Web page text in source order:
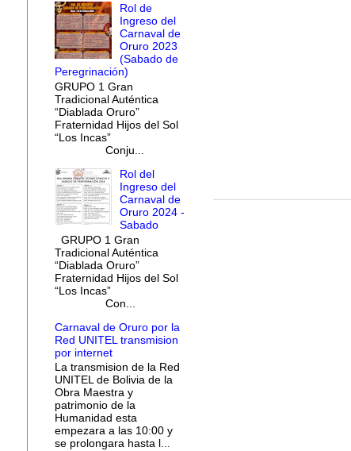
Rol de
Ingreso del
Carnaval de
Oruro 2023
(Sabado de
Peregrinación)
GRUPO 1 Gran
Tradicional Auténtica
“Diablada Oruro”
Fraternidad Hijos del Sol
“Los Incas”
Conju...
Rol del
Ingreso del
Carnaval de
Oruro 2024 -
Sabado
GRUPO 1 Gran
Tradicional Auténtica
“Diablada Oruro”
Fraternidad Hijos del Sol
“Los Incas”
Con...
Carnaval de Oruro por la
Red UNITEL transmision
por internet
La transmision de la Red
UNITEL de Bolivia de la
Obra Maestra y
patrimonio de la
Humanidad esta
empezara a las 10:00 y
se prolongara hasta l...